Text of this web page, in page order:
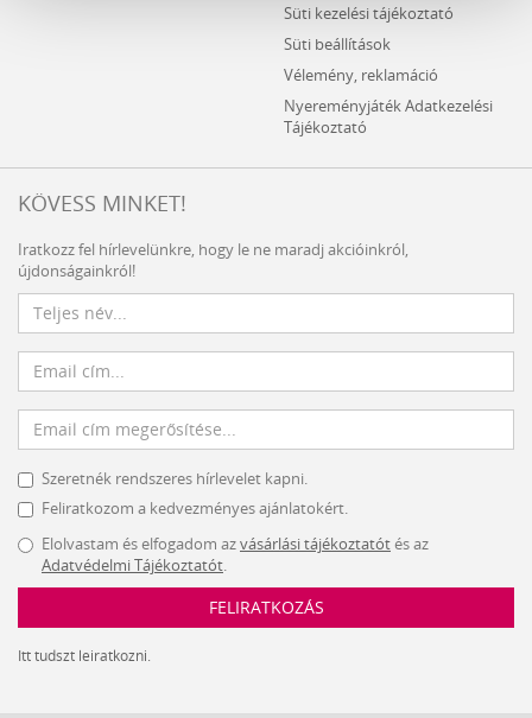
Süti kezelési tájékoztató
Süti beállítások
Vélemény, reklamáció
Nyereményjáték Adatkezelési
Tájékoztató
KÖVESS MINKET!
Iratkozz fel hírlevelünkre, hogy le ne maradj akcióinkról,
újdonságainkról!
Szeretnék rendszeres hírlevelet kapni.
Feliratkozom a kedvezményes ajánlatokért.
Elolvastam és elfogadom azvásárlási tájékoztatótés az
Adatvédelmi Tájékoztatót.
FELIRATKOZÁS
Itt tudszt leiratkozni.